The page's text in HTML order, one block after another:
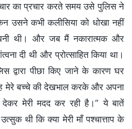
का प्रचार करते समय उसे पुलिस ने
उसने कभी कलीसिया को धोखा नहीं
थी। और जब मैं नकारात्मक और
दी थी और प्रोत्साहित किया था।
द्वारा पीछा किए जाने के कारण घर
मेरे बच्चे की देखभाल करके और अपना
देकर मेरी मदद कर रही है।” ये बातें
थी कि क्या मेरी माँ पश्चात्ताप के